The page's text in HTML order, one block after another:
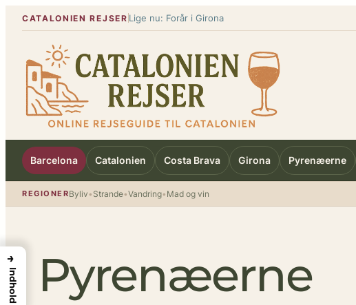
Spring
indhold
CATALONIEN REJSER Lige nu: Forår i Girona
Barcelona Catalonien Costa Brava Girona Pyrenæerne
REGIONERByliv• Strande•Vandring• Mad og vin
Pyrenæerne
→
Indhold